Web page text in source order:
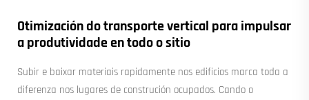
Otimización do transporte vertical para impulsar
a produtividade en todo o sitio
Subir e baixar materiais rapidamente nos edificios marca toda a
diferenza nos lugares de construción ocupados. Cando o